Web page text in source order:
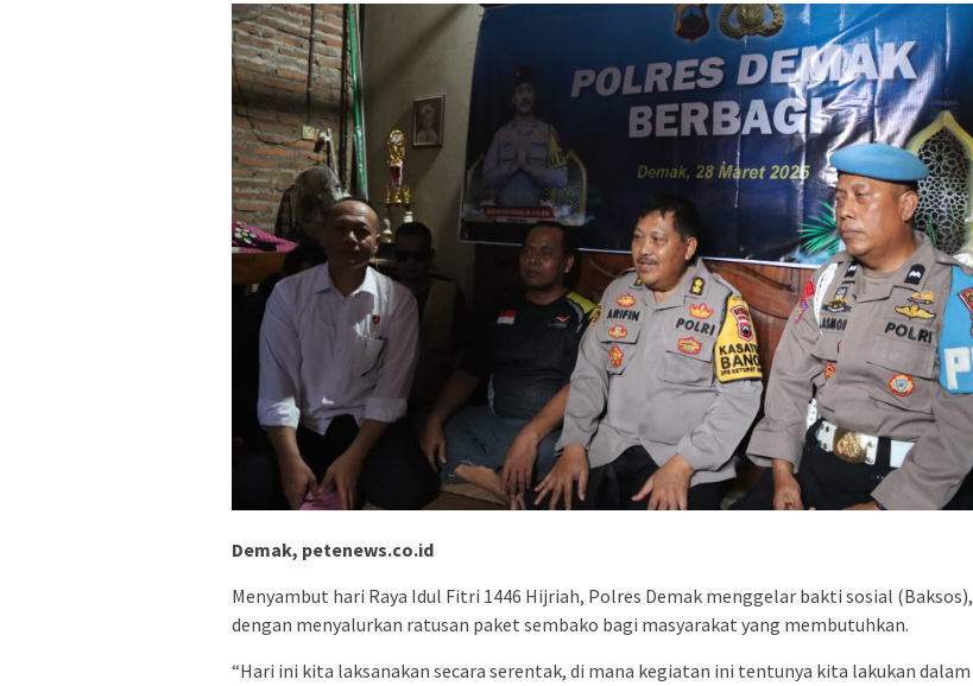
Demak, petenews.co.id
Menyambut hari Raya Idul Fitri 1446 Hijriah, Polres Demak menggelar bakti sosial (Baksos),
dengan menyalurkan ratusan paket sembako bagi masyarakat yang membutuhkan.
“Hari ini kita laksanakan secara serentak, di mana kegiatan ini tentunya kita lakukan dalam